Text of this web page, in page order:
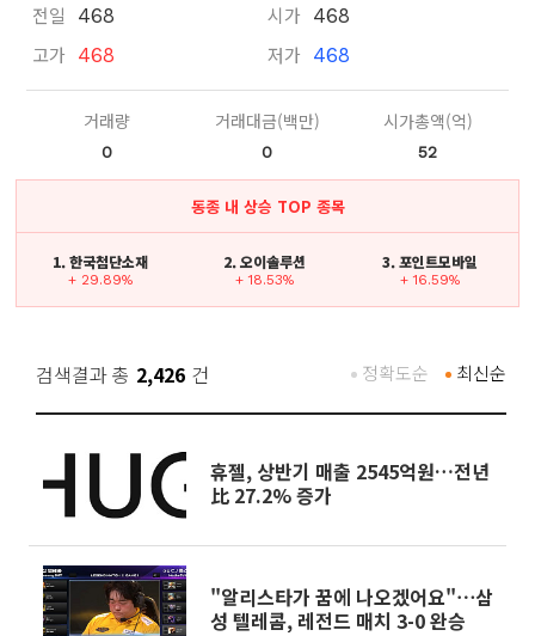
전일 468
고가 468
시가 468
저가 468
거래량
0
거래대금(백만)
0
시가총액(억)
52
동종 내 상승 TOP 종목
1. 한국첨단소재
+ 29.89%
2. 오이솔루션
+ 18.53%
3. 포인트모바일
+ 16.59%
검색결과 총 2,426 건 최신순
정확도순
휴젤, 상반기 매출 2545억원…전년
比 27.2% 증가
"알리스타가 꿈에 나오겠어요"⋯삼
성 텔레콤, 레전드 매치 3-0 완승